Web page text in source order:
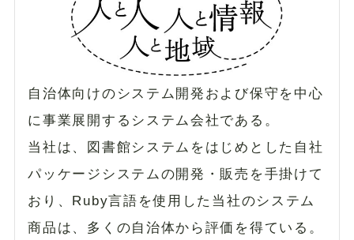
自治体向けのシステム開発および保守を中心
に事業展開するシステム会社である。
当社は、図書館システムをはじめとした自社
パッケージシステムの開発・販売を手掛けて
おり、Ruby言語を使用した当社のシステム
商品は、多くの自治体から評価を得ている。